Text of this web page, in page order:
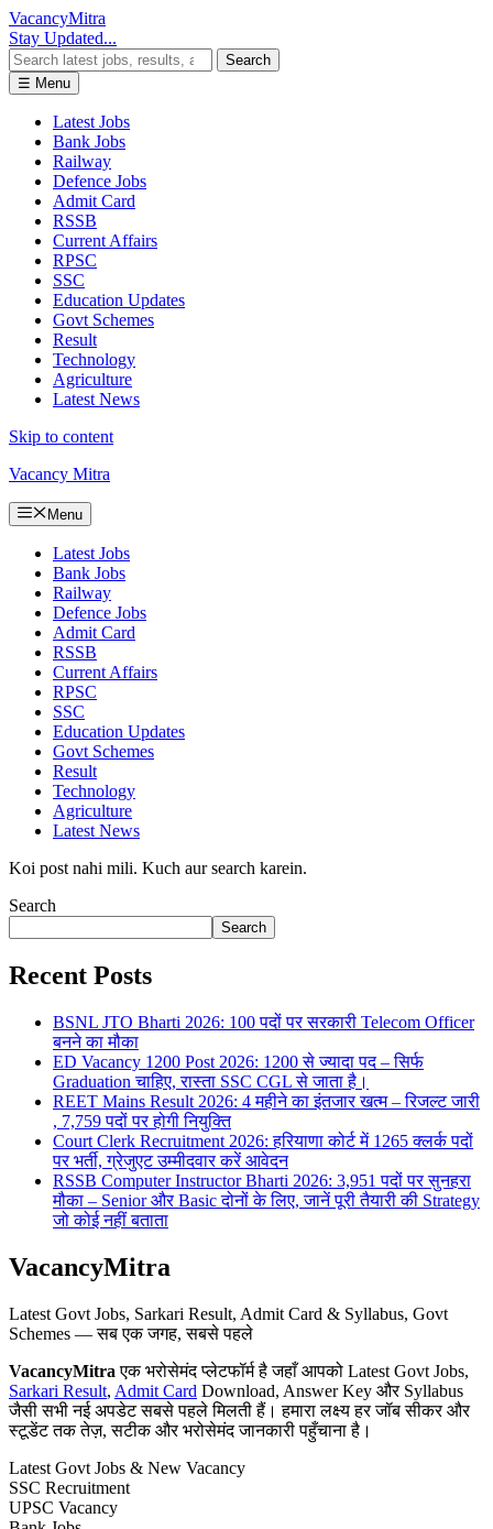
VacancyMitra
Stay Updated...
Search
☰ Menu
Latest Jobs
Bank Jobs
Railway
Defence Jobs
Admit Card
RSSB
Current Affairs
RPSC
SSC
Education Updates
Govt Schemes
Result
Technology
Agriculture
Latest News
Skip to content
Vacancy Mitra
Menu
Latest Jobs
Bank Jobs
Railway
Defence Jobs
Admit Card
RSSB
Current Affairs
RPSC
SSC
Education Updates
Govt Schemes
Result
Technology
Agriculture
Latest News
Koi post nahi mili. Kuch aur search karein.
Search
Search
Recent Posts
BSNL JTO Bharti 2026: 100 पदों पर सरकारी Telecom Officer
बनने का मौका
ED Vacancy 1200 Post 2026: 1200 से ज्यादा पद – सिर्फ
Graduation चाहिए, रास्ता SSC CGL से जाता है।
REET Mains Result 2026: 4 महीने का इंतजार खत्म – रिजल्ट जारी
, 7,759 पदों पर होगी नियुक्ति
Court Clerk Recruitment 2026: हरियाणा कोर्ट में 1265 क्लर्क पदों
पर भर्ती, ग्रेजुएट उम्मीदवार करें आवेदन
RSSB Computer Instructor Bharti 2026: 3,951 पदों पर सुनहरा
मौका – Senior और Basic दोनों के लिए, जानें पूरी तैयारी की Strategy
जो कोई नहीं बताता
VacancyMitra
Latest Govt Jobs, Sarkari Result, Admit Card & Syllabus, Govt
Schemes — सब एक जगह, सबसे पहले
VacancyMitra एक भरोसेमंद प्लेटफॉर्म है जहाँ आपको Latest Govt Jobs,
Sarkari Result, Admit Card Download, Answer Key और Syllabus
जैसी सभी नई अपडेट सबसे पहले मिलती हैं। हमारा लक्ष्य हर जॉब सीकर और
स्टूडेंट तक तेज़, सटीक और भरोसेमंद जानकारी पहुँचाना है।
Latest Govt Jobs & New Vacancy
SSC Recruitment
UPSC Vacancy